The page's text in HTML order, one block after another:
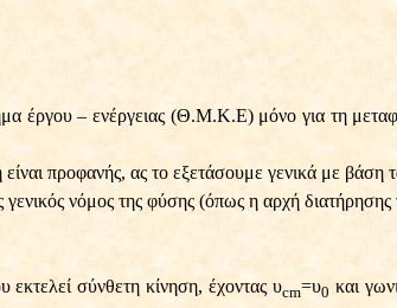
έργου – ενέργειας (Θ.Μ.Κ.Ε) μόνο για τη
προφανής, ας το εξετάσουμε γενικά με βάση
νόμος της φύσης (όπως η αρχή
σύνθετη κίνηση, έχοντας υcm=υ0 και